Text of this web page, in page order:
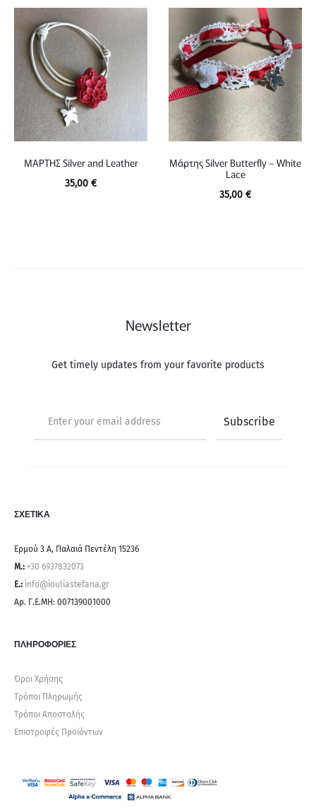
ΜΑΡΤΗΣ Silver and Leather
35,00 €
Μάρτης Silver Butterfly – White
Lace
35,00 €
Newsletter
Get timely updates from your favorite products
ΣΧΕΤΙΚΑ
Ερμού 3 Α, Παλαιά Πεντέλη 15236
Μ.: +30 6937832073
E.: info@iouliastefana.gr
Αρ. Γ.Ε.ΜΗ: 007139001000
ΠΛΗΡΟΦΟΡΙΕΣ
Όροι Χρήσης
Τρόποι Πληρωμής
Τρόποι Αποστολής
Επιστροφές Προϊόντων